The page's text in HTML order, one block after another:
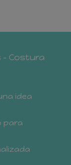
– Costura
idea
para